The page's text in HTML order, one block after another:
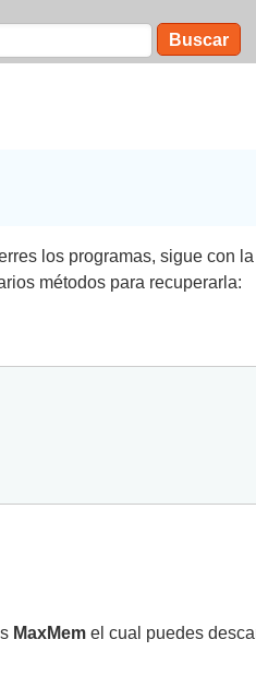
Buscar
los programas, sigue con
métodos para recuperarla:
MaxMem el cual puedes